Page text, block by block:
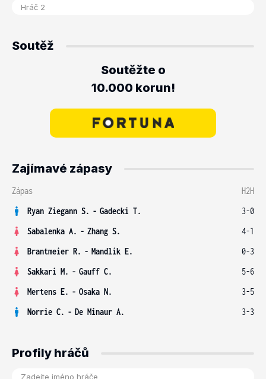
Soutěž
Soutěžte o
10.000 korun!
Zajímavé zápasy
Zápas
H2H
Ryan Ziegann S. - Gadecki T.
3-0
Sabalenka A. - Zhang S.
4-1
Brantmeier R. - Mandlik E.
0-3
Sakkari M. - Gauff C.
5-6
Mertens E. - Osaka N.
3-5
Norrie C. - De Minaur A. 3-3
Profily hráčů